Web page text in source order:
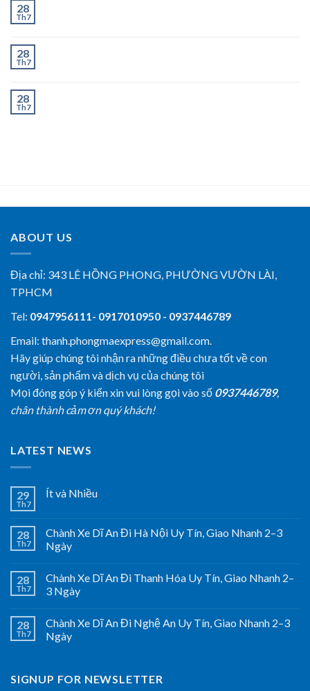
28
Th7
28
Th7
28
Th7
ABOUT US
Địa chỉ: 343 LÊ HỒNG PHONG, PHƯỜNG VƯỜN LÀI,
TPHCM
Tel: 0947956111- 0917010950 - 0937446789
Email: thanh.phongmaexpress@gmail.com.
Hãy giúp chúng tôi nhận ra những điều chưa tốt về con
người, sản phẩm và dịch vụ của chúng tôi
Mọi đóng góp ý kiến xin vui lòng gọi vào số 0937446789,
chân thành cảm ơn quý khách!
LATEST NEWS
29
Th7
Ít và Nhiều
28
Th7
Chành Xe Dĩ An Đi Hà Nội Uy Tín, Giao Nhanh 2–3
Ngày
28
Th7
Chành Xe Dĩ An Đi Thanh Hóa Uy Tín, Giao Nhanh 2–
3 Ngày
28
Th7
Chành Xe Dĩ An Đi Nghệ An Uy Tín, Giao Nhanh 2–3
Ngày
SIGNUP FOR NEWSLETTER